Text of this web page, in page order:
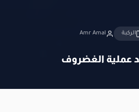
الركبة Amr Amal
عملية الغضروف